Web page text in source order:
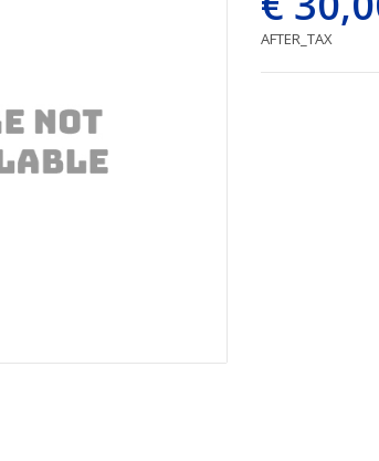
AFTER_TAX